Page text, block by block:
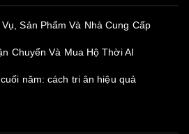
Sản Phẩm Và Nhà Cung Cấp
Chuyển Và Mua Hộ Thời AI
năm: cách tri ân hiệu quả